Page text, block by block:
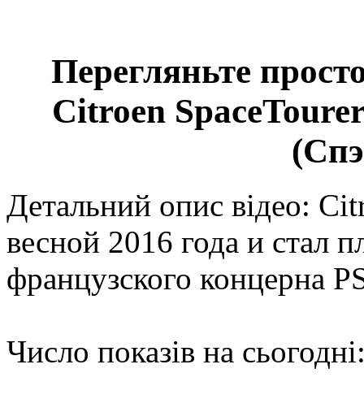
Перегляньте
Citroen
Детальний опис відео:
весной 2016 года и стал
французского концерна
Число показів на